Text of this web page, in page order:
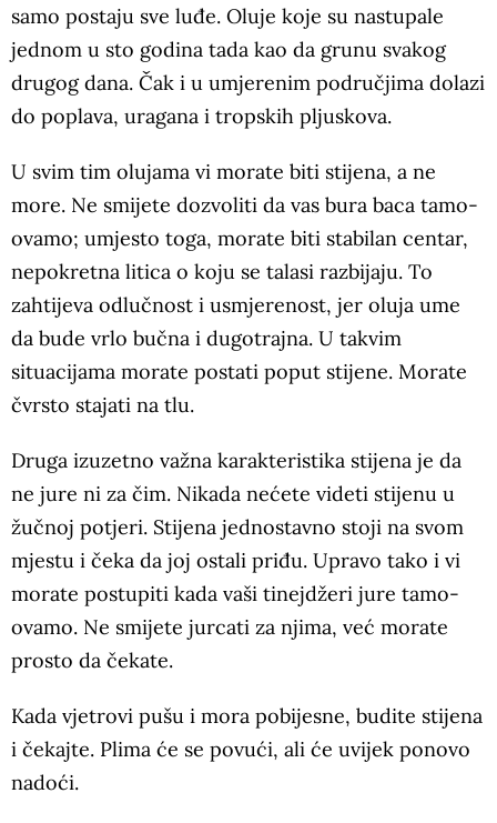
samo postaju sve luđe. Oluje koje su nastupale
jednom u sto godina tada kao da grunu svakog
drugog dana. Čak i u umjerenim područjima dolazi
do poplava, uragana i tropskih pljuskova.
U svim tim olujama vi morate biti stijena, a ne
more. Ne smijete dozvoliti da vas bura baca tamo-
ovamo; umjesto toga, morate biti stabilan centar,
nepokretna litica o koju se talasi razbijaju. To
zahtijeva odlučnost i usmjerenost, jer oluja ume
da bude vrlo bučna i dugotrajna. U takvim
situacijama morate postati poput stijene. Morate
čvrsto stajati na tlu.
Druga izuzetno važna karakteristika stijena je da
ne jure ni za čim. Nikada nećete videti stijenu u
žučnoj potjeri. Stijena jednostavno stoji na svom
mjestu i čeka da joj ostali priđu. Upravo tako i vi
morate postupiti kada vaši tinejdžeri jure tamo-
ovamo. Ne smijete jurcati za njima, već morate
prosto da čekate.
Kada vjetrovi pušu i mora pobijesne, budite stijena
i čekajte. Plima će se povući, ali će uvijek ponovo
nadoći.